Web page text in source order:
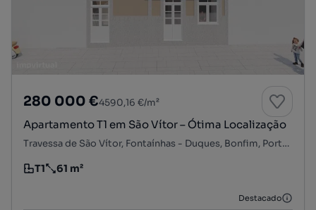
280 000 €4590,16 €/m²
Apartamento T1 em São Vítor – Ótima Localização
Travessa de São Vítor, Fontaínhas - Duques, Bonfim, Porto, Porto
Tipologia
T1
Preço por metro quadrado
61 m²
Destacado